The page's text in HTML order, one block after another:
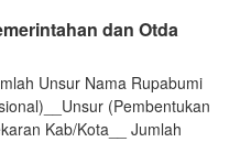
dan Otda
Unsur Nama Rupabumi
(Pembentukan
Kab/Kota__ Jumlah